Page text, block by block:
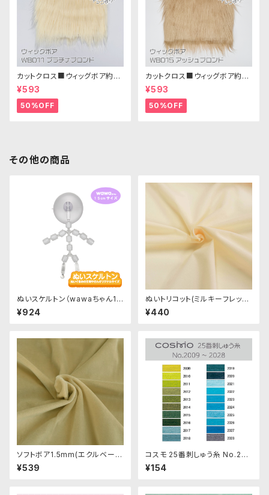
カットクロス■ウィッグボア約8c
m(プラチナブロンド)WB011 ボ
ア生地 25cm × 45cm
¥593
50%OFF
カットクロス■ウィッグボア約8c
m(アッシュブロンド)WB015 ボ
ア生地 25cm × 45cm
¥593
50%OFF
その他の商品
ぬいスケルトン（wawaちゃん15
cmサイズ）人型ぬいぐるみ用ナ
チュラル可動骨格
¥924
ぬいトリコット(ミルキーフレッシ
ュ)NL103 ぬいぐるみ用薄手パ
イル生地 20cm
¥440
ソフトボア1.5mm(エクルベージ
ュ)SB041 ぬいぐるみ用短毛ボ
ア生地 20cm
¥539
コスモ 25番刺しゅう糸 No.200
9‾2028
¥154